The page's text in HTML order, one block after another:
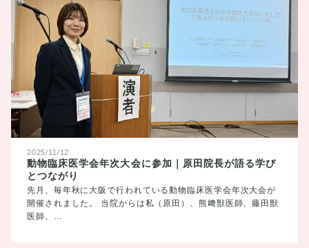
2025/11/12
動物臨床医学会年次大会に参加｜原田院長が語る学び
とつながり
先月、毎年秋に大阪で行われている動物臨床医学会年次大会が
開催されました。 当院からは私（原田）、熊﨑獣医師、藤田獣
医師、…